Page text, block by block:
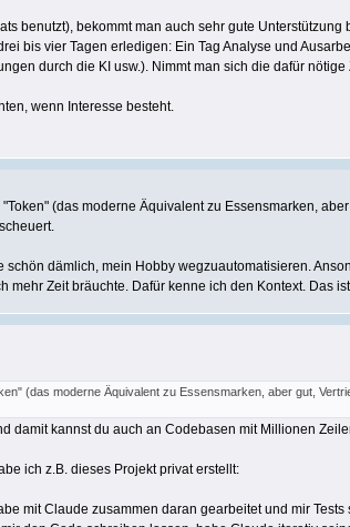
benutzt), bekommt man auch sehr gute
bis vier Tagen erledigen: Ein Tag Analyse und
durch die KI usw.). Nimmt man sich die dafür
wenn Interesse besteht.
(das moderne Äquivalent zu Essensmarken,
dämlich, mein Hobby wegzuautomatisieren.
Zeit bräuchte. Dafür kenne ich den Kontext. Das
(das moderne Äquivalent zu Essensmarken, aber gut,
damit kannst du auch an Codebasen mit Millionen
ich z.B. dieses Projekt privat erstellt:
mit Claude zusammen daran gearbeitet und mir